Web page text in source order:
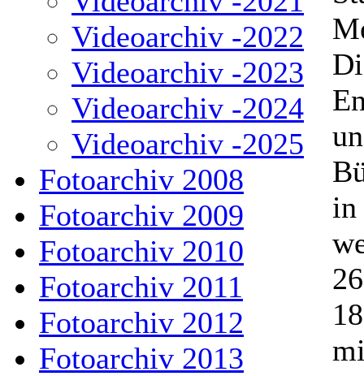
Videoarchiv -2022
Videoarchiv -2023
Videoarchiv -2024
Videoarchiv -2025
Fotoarchiv 2008
Fotoarchiv 2009
Fotoarchiv 2010
Fotoarchiv 2011
Fotoarchiv 2012
Fotoarchiv 2013
in